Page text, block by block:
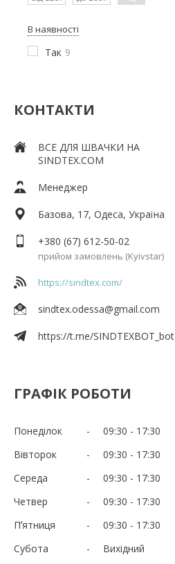
В наявності
Так 9
КОНТАКТИ
ВСЕ ДЛЯ ШВАЧКИ НА
SINDTEX.COM
Менеджер
Базова, 17, Одеса, Україна
+380 (67) 612-50-02
прийом замовлень (Kyivstar)
https://sindtex.com/
sindtex.odessa@gmail.com
https://t.me/SINDTEXBOT_bot
ГРАФІК РОБОТИ
Понеділок 09:30
17:30
Вівторок
09:30
17:30
Середа
09:30
17:30
Четвер
09:30
17:30
Пʼятниця
09:30
17:30
Субота
Вихідний